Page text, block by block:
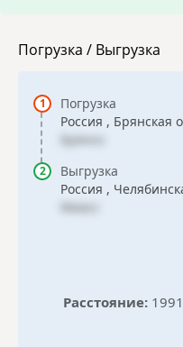
Погрузка / Выгрузка
Погрузка
Россия , Брянская
Брянск
Выгрузка
Россия ,
Миасс
Расстояние: